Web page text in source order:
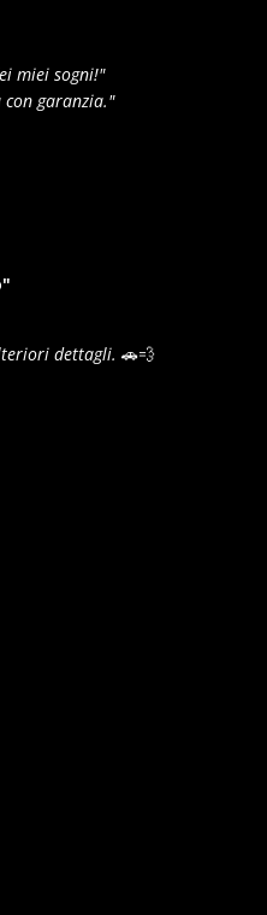
miei sogni!"
con garanzia."
dettagli. 🚗💨